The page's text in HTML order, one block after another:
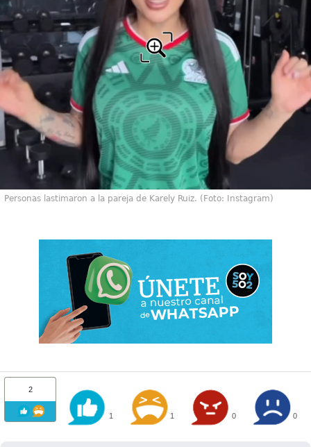
Personas lastimaron a la pareja de Karely Ruiz. (Foto: Instagram)
2
1 1 0 0